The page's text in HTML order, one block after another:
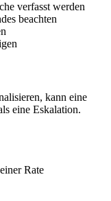
verfasst werden
beachten
kann eine
eine Eskalation.
Rate